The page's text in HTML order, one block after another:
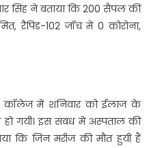
सिंह ने बताया कि 200 सैपल की
रैपिड-102 जॉच में 0 कोरोना,
कॉलेज में शनिवार को ईलाज के
हो गयी। इस संबंध में अस्पताल की
कि जिन मरीज की मौत हुयी हैं